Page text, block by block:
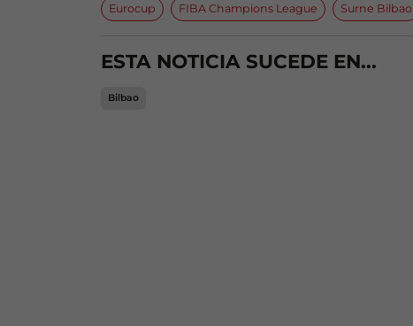
Eurocup FIBA Champions League Surne Bilbao
ESTA NOTICIA SUCEDE EN...
Bilbao